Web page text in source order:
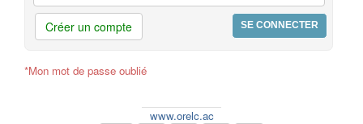
Créer un compte
*Mon mot de passe oublié
www.orelc.ac